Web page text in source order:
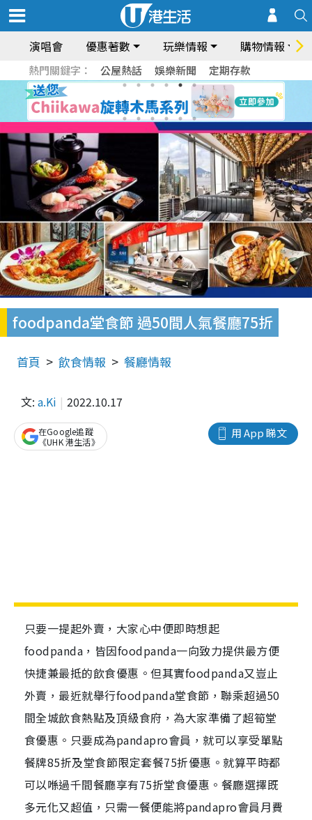
演唱會 優惠著數 玩樂情報 購物情報
熱門關鍵字： 公屋熱話 娛樂新聞 定期存款
foodpanda堂食節 過50間人氣餐廳75折
首頁 飲食情報 餐廳情報
文: a.Ki 2022.10.17
用 App 睇文
在Google追蹤
《UHK 港生活》
只要一提起外賣，大家心中便即時想起
foodpanda，皆因foodpanda一向致力提供最方便
快捷兼最抵的飲食優惠。但其實foodpanda又豈止
外賣，最近就舉行foodpanda堂食節，聯乘超過50
間全城飲食熱點及頂級食府，為大家準備了超筍堂
食優惠。只要成為pandapro會員，就可以享受單點
餐牌85折及堂食節限定套餐75折優惠。就算平時都
可以喺過千間餐廳享有75折堂食優惠。餐廳選擇既
多元化又超值，只需一餐便能將pandapro會員月費